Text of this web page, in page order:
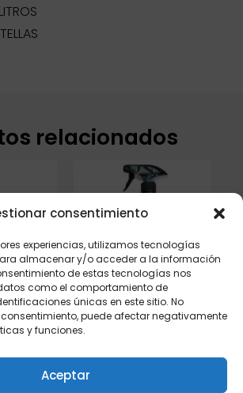
consentimiento
experiencias, utilizamos tecnologías
almacenar y/o acceder a la información
de estas tecnologías nos
como el comportamiento de
únicas en este sitio. No
consentimiento, puede afectar negativamente
y funciones.
Aceptar
relacionados
4L
LIMPIADOR DE VITRO Y
2,46€-28,00€